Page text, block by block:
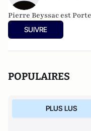
Pierre Beyssac est
SUIVRE
POPULAIRES
PLUS LUS